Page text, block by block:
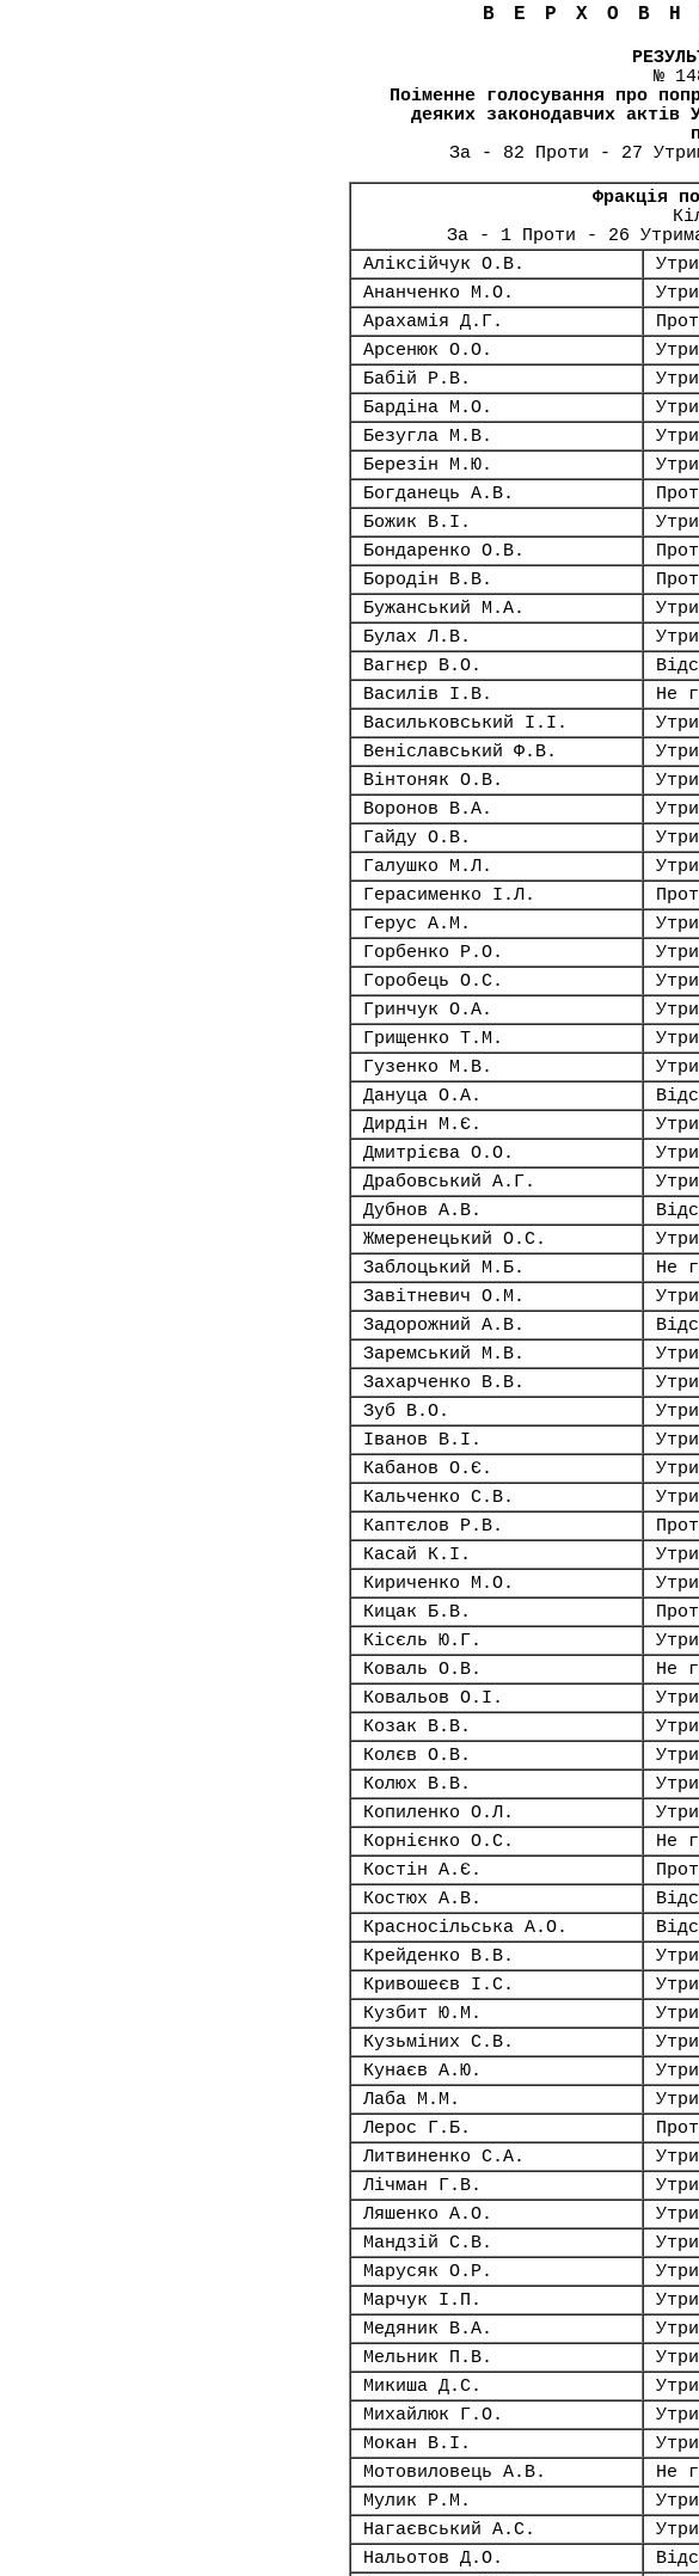
№
Поіменне голосування про
деяких законодавчих актів
За - 82 Проти - 27
Фракція
За - 1 Проти - 26
Аліксійчук О.В.
Ананченко М.О.
Арахамія Д.Г.
Арсенюк О.О.
Бабій Р.В.
Бардіна М.О.
Безугла М.В.
Березін М.Ю.
Богданець А.В.
Божик В.І.
Бондаренко О.В.
Бородін В.В.
Бужанський М.А.
Булах Л.В.
Вагнєр В.О.
Василів І.В.
Не
Васильковський І.І.
Веніславський Ф.В.
Вінтоняк О.В.
Воронов В.А.
Гайду О.В.
Галушко М.Л.
Герасименко І.Л.
Герус А.М.
Горбенко Р.О.
Горобець О.С.
Гринчук О.А.
Грищенко Т.М.
Гузенко М.В.
Дануца О.А.
Дирдін М.Є.
Дмитрієва О.О.
Драбовський А.Г.
Дубнов А.В.
Жмеренецький О.С.
Заблоцький М.Б.
Не
Завітневич О.М.
Задорожний А.В.
Заремський М.В.
Захарченко В.В.
Зуб В.О.
Іванов В.І.
Кабанов О.Є.
Кальченко С.В.
Каптєлов Р.В.
Касай К.І.
Кириченко М.О.
Кицак Б.В.
Кісєль Ю.Г.
Коваль О.В.
Не
Ковальов О.І.
Козак В.В.
Колєв О.В.
Колюх В.В.
Копиленко О.Л.
Корнієнко О.С.
Не
Костін А.Є.
Костюх А.В.
Красносільська А.О.
Крейденко В.В.
Кривошеєв І.С.
Кузбит Ю.М.
Кузьміних С.В.
Кунаєв А.Ю.
Лаба М.М.
Лерос Г.Б.
Литвиненко С.А.
Лічман Г.В.
Ляшенко А.О.
Мандзій С.В.
Марусяк О.Р.
Марчук І.П.
Медяник В.А.
Мельник П.В.
Микиша Д.С.
Михайлюк Г.О.
Мокан В.І.
Мотовиловець А.В.
Не
Мулик Р.М.
Нагаєвський А.С.
Нальотов Д.О.